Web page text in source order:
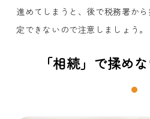
進めてしまうと、後で税務署か
定できないので注意しましょう。
「相続」で揉め